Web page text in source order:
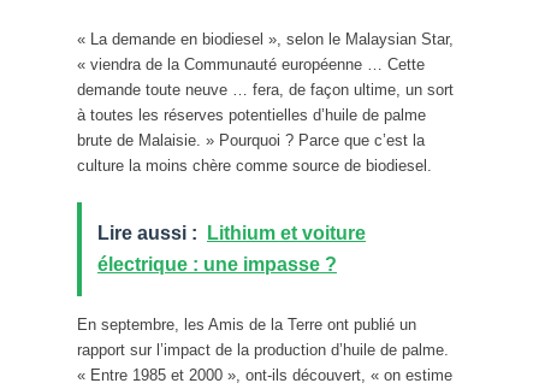
« La demande en biodiesel », selon le Malaysian Star,
« viendra de la Communauté européenne … Cette
demande toute neuve … fera, de façon ultime, un sort
à toutes les réserves potentielles d’huile de palme
brute de Malaisie. » Pourquoi ? Parce que c’est la
culture la moins chère comme source de biodiesel.
Lire aussi :
Lithium et voiture
électrique : une impasse ?
En septembre, les Amis de la Terre ont publié un
rapport sur l’impact de la production d’huile de palme.
« Entre 1985 et 2000 », ont-ils découvert, « on estime